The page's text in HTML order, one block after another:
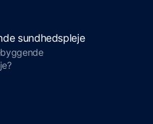
sundhedspleje